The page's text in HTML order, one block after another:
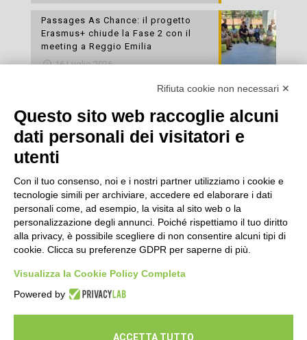
Passages As Chance: il progetto
Erasmus+ chiude la Fase 2 con il
meeting a Reggio Emilia
16 Luglio 2026
Esami di laboratorio preventivi
cura della propria salute
16 Luglio 2026
Rifiuta cookie non necessari ✕
Questo sito web raccoglie alcuni
dati personali dei visitatori e
utenti
Con il tuo consenso, noi e i nostri partner utilizziamo i cookie e
tecnologie simili per archiviare, accedere ed elaborare i dati
personali come, ad esempio, la visita al sito web o la
personalizzazione degli annunci. Poiché rispettiamo il tuo diritto
alla privacy, è possibile scegliere di non consentire alcuni tipi di
cookie. Clicca su preferenze GDPR per saperne di più.
Visualizza la Cookie Policy Completa
Powered by
ACCETTA TUTTO